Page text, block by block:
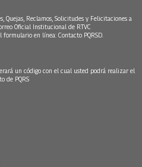
Quejas, Reclamos, Solicitudes y Felicitaciones a
Oficial Institucional de RTVC
formulario en línea: Contacto PQRSD.
un código con el cual usted podrá realizar el
de PQRS